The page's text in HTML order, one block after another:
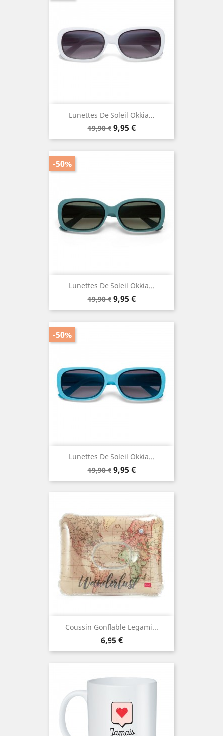
Lunettes De Soleil Okkia...
Prix
de
19,90 € Prix
9,95 €
Lunettes De Soleil Okkia...
Prix
de
19,90 € Prix
9,95 €
-50%
Lunettes De Soleil Okkia...
Prix
de
19,90 € Prix
9,95 €
-50%
Coussin Gonflable Legami...
Prix
6,95 €